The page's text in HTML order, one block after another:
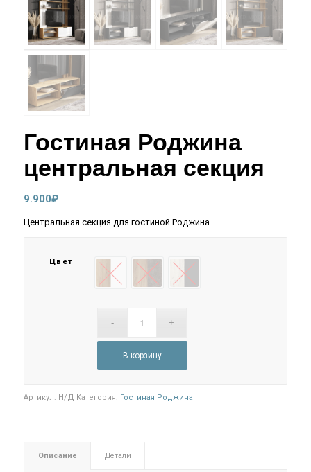
Гостиная Роджина
центральная секция
9.900₽
Центральная секция для гостиной Роджина
Цвет
Белый глянец/ Дуб крафт
Графит/ Дуб крафтГрафит/Дуб крафт белый
В корзину
Артикул: Н/Д Категория: Гостиная Роджина
Описание Детали